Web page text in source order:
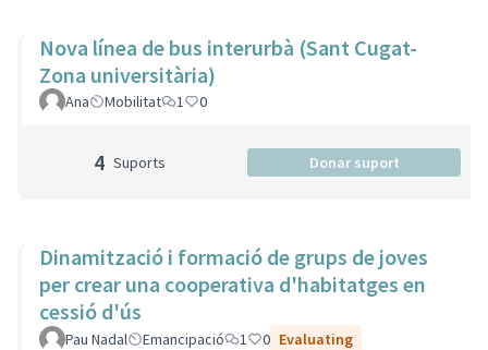
Nova línea de bus interurbà (Sant Cugat-
Zona universitària)
Ana Mobilitat 1 0
4 Suports Donar suport
Dinamització i formació de grups de joves
per crear una cooperativa d'habitatges en
cessió d'ús
Pau Nadal Emancipació 1 0 Evaluating